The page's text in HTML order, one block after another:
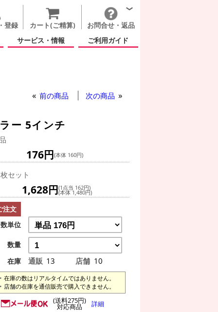
登録 カート(ご精算)
お問合せ・返品
サービス・情報
ご利用ガイド
前の商品 次の商品
ー 5インチ
176円(本体 160円)
セット
1,628円(1点当 162円)
(本体 1,480円)
注文
数単位
数量
在庫
通販 13 店舗 10
在庫の数はリアルタイムではありません。
店舗の在庫を通信販売で購入できません。
(送料275円)
対応商品 詳細